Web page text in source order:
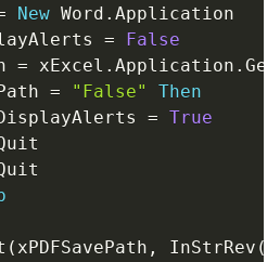
New Word . Application
=
False
= xExcel . Application .
= "False"
Then
= True
( xPDFSavePath , InStrRev (